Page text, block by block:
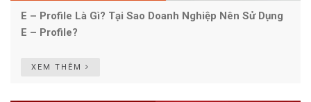
E – Profile Là Gì? Tại Sao Doanh Nghiệp Nên Sử Dụng
E – Profile?
XEM THÊM